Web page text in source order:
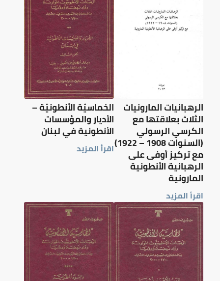
الرهبانيات المارونيات
الثلاث بعلاقتها مع
الكرسي الرسولي
(السنوات 1908 – 1922)
مع تركيز أوفى على
الرهبانية الأنطونية
المارونية
اقرأ المزيد
الخماسيّة الأنطونيّة –
الأديار والمؤسسات
الأنطونية في لبنان
اقرأ المزيد